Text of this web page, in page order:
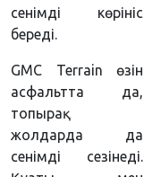
сенімді көрініс
береді.
GMC Terrain өзін
асфальтта да,
топырақ
жолдарда да
сенімді сезінеді.